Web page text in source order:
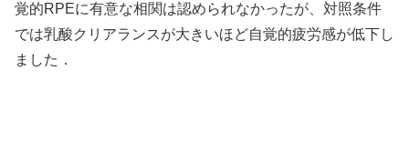
覚的RPEに有意な相関は認められなかったが、対照条件
では乳酸クリアランスが大きいほど自覚的疲労感が低下し
ました．